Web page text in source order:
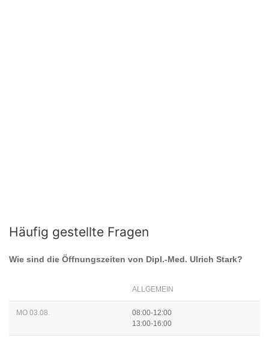
Häufig gestellte Fragen
Wie sind die Öffnungszeiten von Dipl.-Med. Ulrich Stark?
ALLGEMEIN
MO 03.08.
08:00-12:00
13:00-16:00